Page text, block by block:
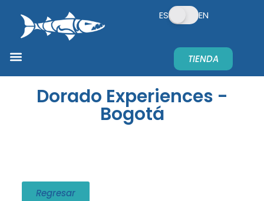
ES EN
TIENDA
Dorado Experiences -
Bogotá
Regresar